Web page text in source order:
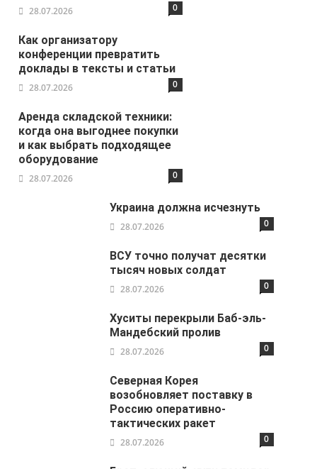
28.07.2026 0
Как организатору
конференции превратить
доклады в тексты и статьи
28.07.2026 0
Аренда складской техники:
когда она выгоднее покупки
и как выбрать подходящее
оборудование
28.07.2026 0
Украина должна исчезнуть
28.07.2026 0
ВСУ точно получат десятки
тысяч новых солдат
28.07.2026 0
Хуситы перекрыли Баб-эль-
Мандебский пролив
28.07.2026 0
Северная Корея
возобновляет поставку в
Россию оперативно-
тактических ракет
28.07.2026 0